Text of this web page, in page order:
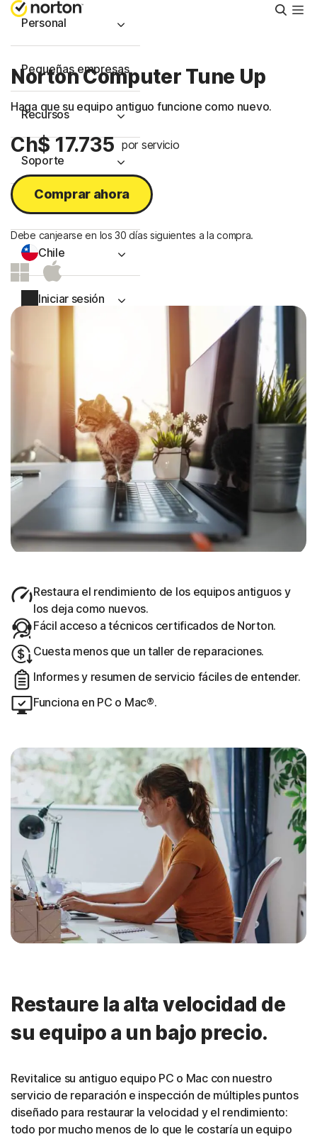
Personal
Pequeñas empresas
Recursos
Soporte
Prueba gratis
Chile
Iniciar sesión
Norton Computer Tune Up
Haga que su equipo antiguo funcione como nuevo.
Ch$ 17.735 por servicio
Comprar ahora
Debe canjearse en los 30 días siguientes a la compra.
Restaura el rendimiento de los equipos antiguos y
los deja como nuevos.
Fácil acceso a técnicos certificados de Norton.
Cuesta menos que un taller de reparaciones.
Informes y resumen de servicio fáciles de entender.
Funciona en PC o Mac®.
Restaure la alta velocidad de
su equipo a un bajo precio.
Revitalice su antiguo equipo PC o Mac con nuestro
servicio de reparación e inspección de múltiples puntos
diseñado para restaurar la velocidad y el rendimiento:
todo por mucho menos de lo que le costaría un equipo